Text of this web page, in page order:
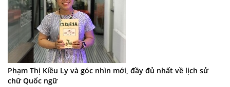
Phạm Thị Kiều Ly và góc nhìn mới, đầy đủ nhất về lịch sử
chữ Quốc ngữ